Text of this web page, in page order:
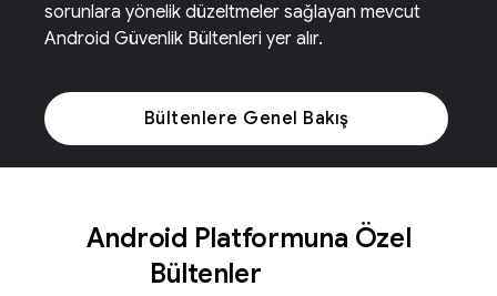
sorunlara yönelik düzeltmeler sağlayan mevcut
Android Güvenlik Bültenleri yer alır.
Bültenlere Genel Bakış
Android Platformuna Özel
Bültenler